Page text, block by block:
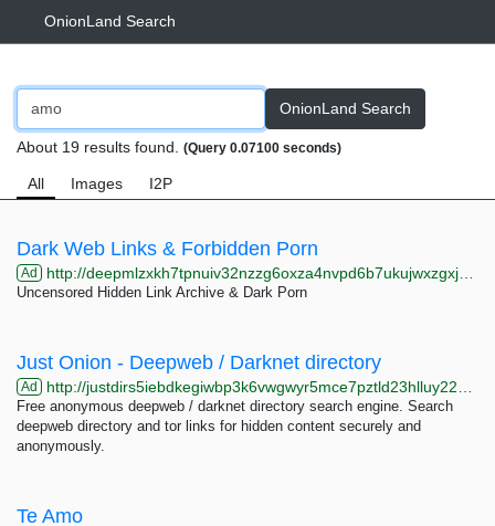
OnionLand Search
OnionLand Search
About 19 results found. (Query 0.07100 seconds)
All Images I2P
Dark Web Links & Forbidden Porn
Ad http://deepmlzxkh7tpnuiv32nzzg6oxza4nvpd6b7ukujwxzgxj2f33johuqd.onion
Uncensored Hidden Link Archive & Dark Porn
Just Onion - Deepweb / Darknet directory
Ad http://justdirs5iebdkegiwbp3k6vwgwyr5mce7pztld23hlluy22ox4r3iad.onion
Free anonymous deepweb / darknet directory search engine. Search
deepweb directory and tor links for hidden content securely and
anonymously.
Te Amo